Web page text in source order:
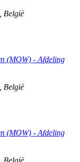
België
(MOW) - Afdeling
België
(MOW) - Afdeling
België